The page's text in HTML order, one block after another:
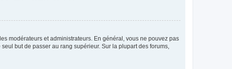
modérateurs et administrateurs. En général, vous ne pouvez pas
but de passer au rang supérieur. Sur la plupart des forums,